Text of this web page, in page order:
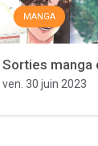
MANGA
Sorties
ven. 30 juin 2023